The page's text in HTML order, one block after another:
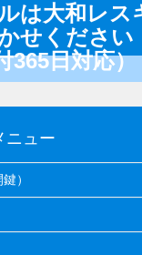
は大和レス
せください
365日対応）
ニュー
）